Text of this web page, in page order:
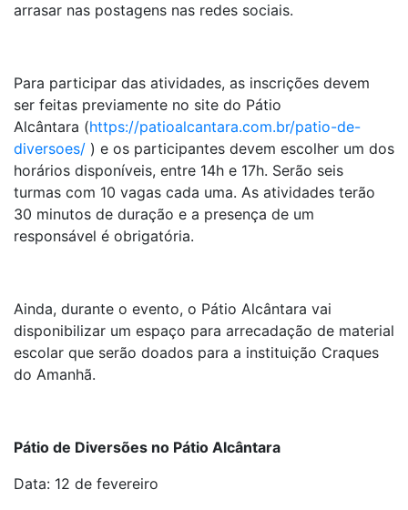
arrasar nas postagens nas redes sociais.
Para participar das atividades, as inscrições devem
ser feitas previamente no site do Pátio
Alcântara (https://patioalcantara.com.br/patio-de-
diversoes/ ) e os participantes devem escolher um dos
horários disponíveis, entre 14h e 17h. Serão seis
turmas com 10 vagas cada uma. As atividades terão
30 minutos de duração e a presença de um
responsável é obrigatória.
Ainda, durante o evento, o Pátio Alcântara vai
disponibilizar um espaço para arrecadação de material
escolar que serão doados para a instituição Craques
do Amanhã.
Pátio de Diversões no Pátio Alcântara
Data: 12 de fevereiro